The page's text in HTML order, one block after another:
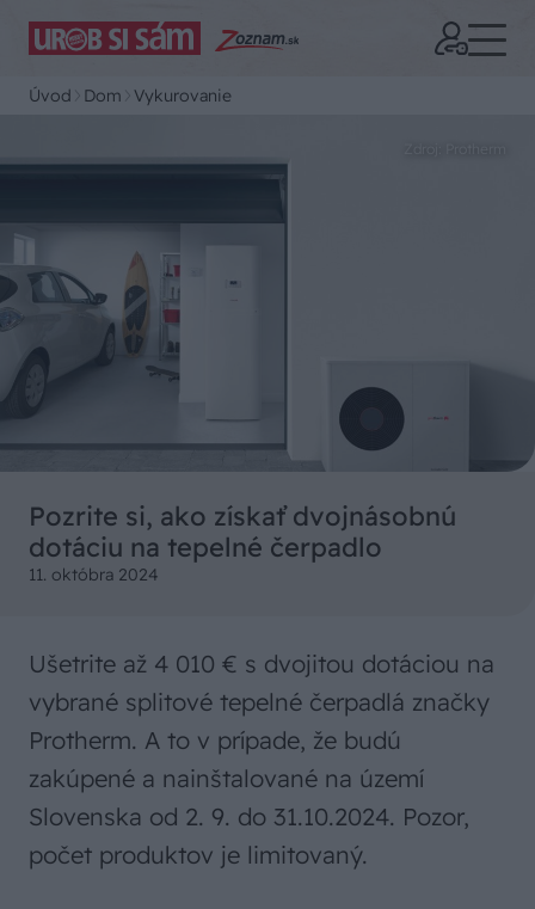
Úvod Dom Vykurovanie
Pozrite si, ako získať dvojnásobnú
dotáciu na tepelné čerpadlo
11. októbra 2024
Ušetrite až 4 010 € s dvojitou dotáciou na
vybrané splitové tepelné čerpadlá značky
Protherm. A to v prípade, že budú
zakúpené a nainštalované na území
Slovenska od 2. 9. do 31.10.2024. Pozor,
počet produktov je limitovaný.